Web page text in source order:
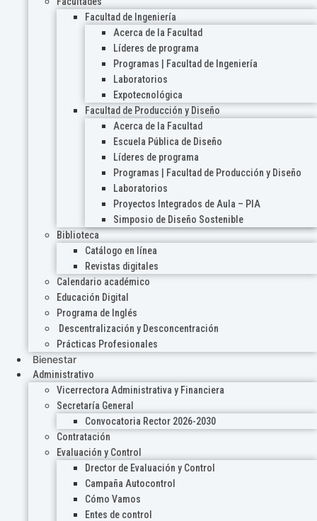
Facultad de Ingeniería
Acerca de la Facultad
Líderes de programa
Programas | Facultad de Ingeniería
Laboratorios
Expotecnológica
Facultad de Producción y Diseño
Acerca de la Facultad
Escuela Pública de Diseño
Líderes de programa
Programas | Facultad de Producción y Diseño
Laboratorios
Proyectos Integrados de Aula – PIA
Simposio de Diseño Sostenible
Biblioteca
Catálogo en línea
Revistas digitales
Calendario académico
Educación Digital
Programa de Inglés
Descentralización y Desconcentración
Prácticas Profesionales
Bienestar
Administrativo
Vicerrectora Administrativa y Financiera
Secretaría General
Convocatoria Rector 2026-2030
Contratación
Evaluación y Control
Drector de Evaluación y Control
Campaña Autocontrol
Cómo Vamos
Entes de control